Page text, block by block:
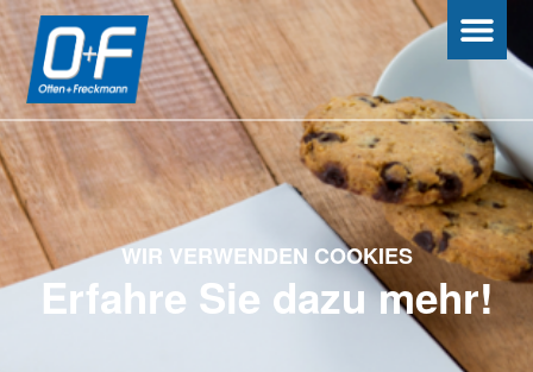
WIR VERWENDEN COOKIES
Erfahre Sie dazu mehr!